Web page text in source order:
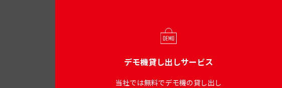
デモ機貸し出しサービス
当社では無料でデモ機の貸し出し